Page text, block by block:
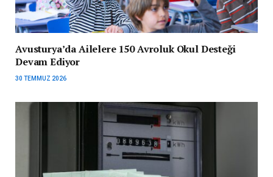
Avusturya’da Ailelere 150 Avroluk Okul Desteği
Devam Ediyor
30 TEMMUZ 2026